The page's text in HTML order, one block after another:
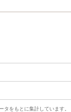
をもとに集計しています。